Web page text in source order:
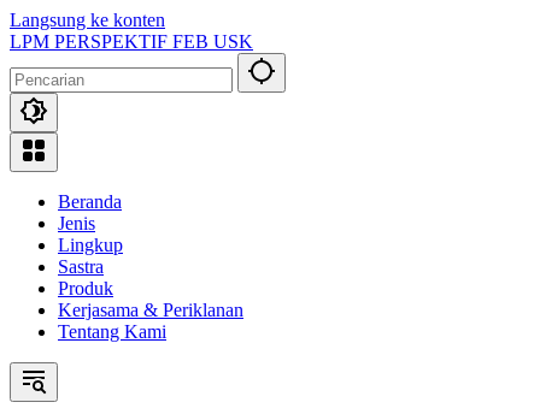
Langsung ke konten
LPM PERSPEKTIF FEB USK
Beranda
Jenis
Lingkup
Sastra
Produk
Kerjasama & Periklanan
Tentang Kami